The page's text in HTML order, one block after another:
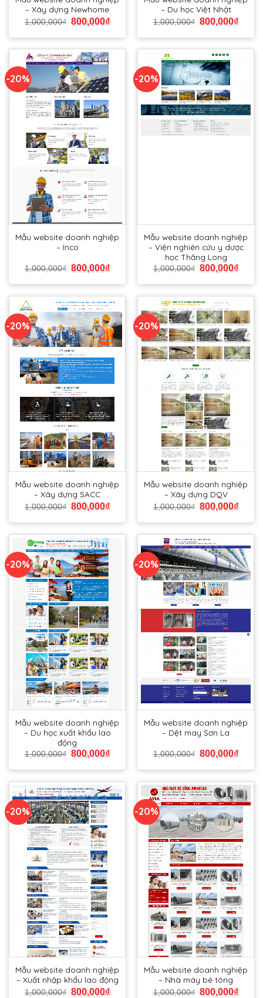
– Xây dựng Newhome
1,000,000₫ 800,000₫
– Du học Việt Nhật
1,000,000₫ 800,000₫
-20%
Mẫu website doanh nghiệp
– Inco
1,000,000₫ 800,000₫
-20%
Mẫu website doanh nghiệp
– Viện nghiên cứu y dược
học Thăng Long
1,000,000₫ 800,000₫
-20%
Mẫu website doanh nghiệp
– Xây dựng SACC
1,000,000₫ 800,000₫
-20%
Mẫu website doanh nghiệp
– Xây dựng DQV
1,000,000₫ 800,000₫
-20%
Mẫu website doanh nghiệp
– Du học xuất khẩu lao
động
1,000,000₫ 800,000₫
-20%
Mẫu website doanh nghiệp
– Dệt may Sơn La
1,000,000₫ 800,000₫
-20%
Mẫu website doanh nghiệp
– Xuất nhập khẩu lao động
1,000,000₫ 800,000₫
-20%
Mẫu website doanh nghiệp
– Nhà máy bê tông
1,000,000₫ 800,000₫